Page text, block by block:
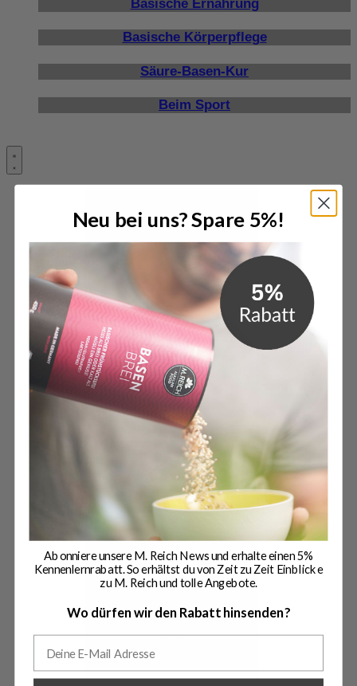
Basische Ernährung
Basische Körperpflege
Säure-Basen-Kur
Beim Sport
Schließe Magazin
Neu bei uns? Spare 5%!
Abonniere unsere M. Reich News und erhalte einen 5%
Kennenlernrabatt. So erhältst du von Zeit zu Zeit Einblicke
zu M. Reich und tolle Angebote.
Wo dürfen wir den Rabatt hinsenden?